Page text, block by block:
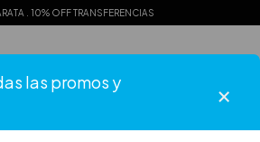
. 10% OFF TRANSFERENCIAS
las promos y
×